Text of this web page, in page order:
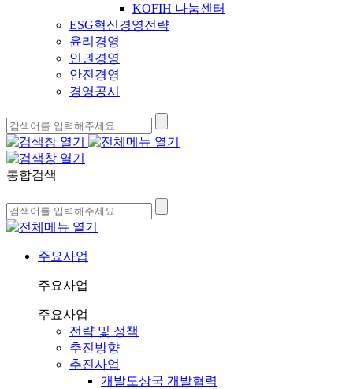
KOFIH 나눔센터
ESG혁신경영전략
윤리경영
인권경영
안전경영
경영공시
통합검색
주요사업
주요사업
주요사업
전략 및 정책
추진방향
추진사업
개발도상국 개발협력